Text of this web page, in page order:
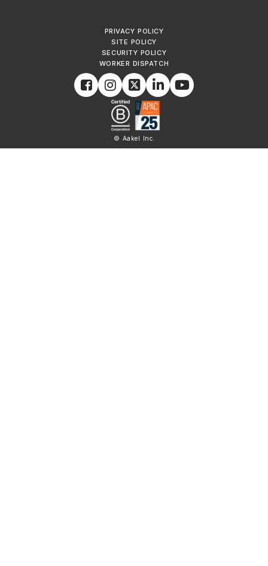
PRIVACY POLICY
SITE POLICY
SECURITY POLICY
WORKER DISPATCH
© Aakel Inc.